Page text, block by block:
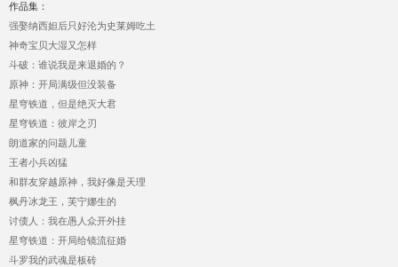
作品集：
强娶纳西妲后只好沦为史莱姆吃土
神奇宝贝大湿又怎样
斗破：谁说我是来退婚的？
原神：开局满级但没装备
星穹铁道，但是绝灭大君
星穹铁道：彼岸之刃
朗道家的问题儿童
王者小兵凶猛
和群友穿越原神，我好像是天理
枫丹冰龙王，芙宁娜生的
讨债人：我在愚人众开外挂
星穹铁道：开局给镜流征婚
斗罗我的武魂是板砖